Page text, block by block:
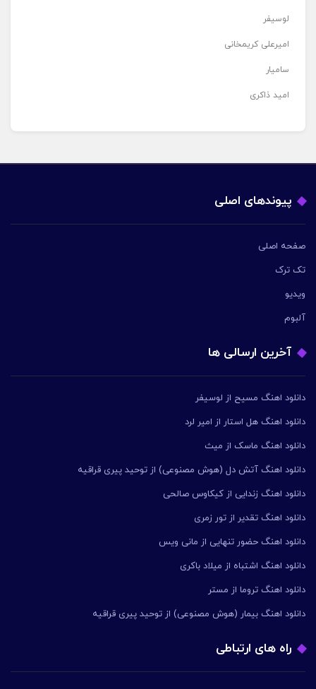
لوسیفر
امیرعلی کریمخانی
سامیار
امید ذاکری
پیوندهای اصلی
صفحه اصلی
تک ترک
ویدیو
آلبوم
آخرین ارسالی ها
دانلود اهنگ مسیح از لوسیفر
دانلود اهنگ هل استار از امیر لرد
دانلود اهنگ ماسک از میث
دانلود اهنگ آتش دل (هوش مصنوعی) از توحید پیری قراقیه
دانلود اهنگ زندایی از کیکاوس صالحی
دانلود اهنگ تقدیر از تور زمری
دانلود اهنگ حضور تنهایی از مانی ویس
دانلود اهنگ اشتباه از میلاد باکری
دانلود اهنگ تروما از مستر
دانلود اهنگ بیمار (هوش مصنوعی) از توحید پیری قراقیه
راه های ارتباطی